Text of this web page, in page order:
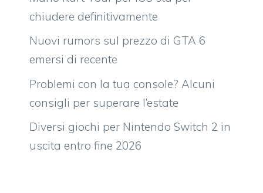
chiudere definitivamente
Nuovi rumors sul prezzo di GTA 6
emersi di recente
Problemi con la tua console? Alcuni
consigli per superare l’estate
Diversi giochi per Nintendo Switch 2 in
uscita entro fine 2026